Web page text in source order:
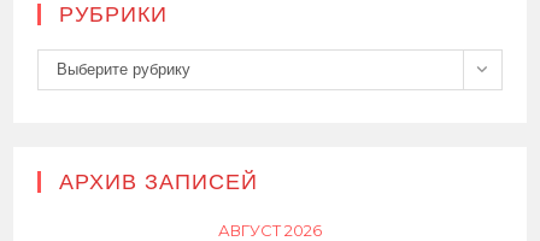
РУБРИКИ
Рубрики
Выберите рубрику
АРХИВ ЗАПИСЕЙ
АВГУСТ 2026